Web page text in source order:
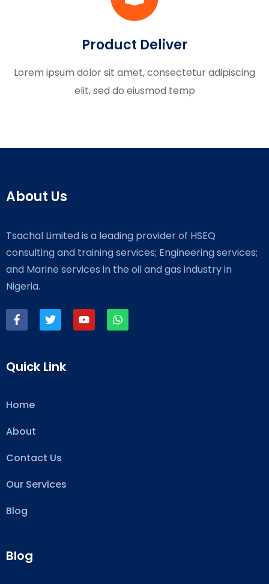
Product Deliver
Lorem ipsum dolor sit amet, consectetur adipiscing
elit, sed do eiusmod temp
About Us
Tsachal Limited is a leading provider of HSEQ
consulting and training services; Engineering services;
and Marine services in the oil and gas industry in
Nigeria.
Quick Link
Home
About
Contact Us
Our Services
Blog
Blog